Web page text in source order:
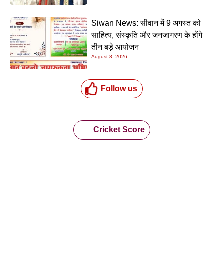
Siwan News: सीवान में 9 अगस्त को
साहित्य, संस्कृति और जनजागरण के होंगे
तीन बड़े आयोजन
August 8, 2026
Follow us
Cricket Score